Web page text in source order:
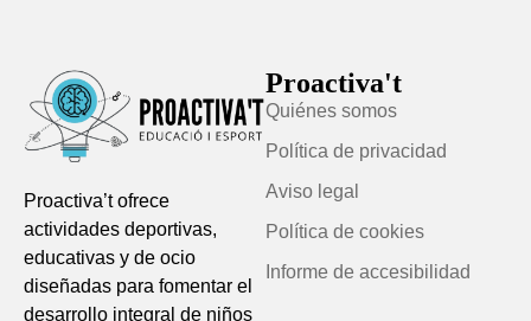
Proactiva’t ofrece
actividades deportivas,
educativas y de ocio
diseñadas para fomentar el
desarrollo integral de niños
Proactiva't
Quiénes somos
Política de privacidad
Aviso legal
Política de cookies
Informe de accesibilidad